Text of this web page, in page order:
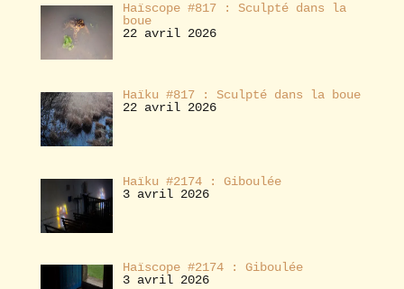
Haïscope #817 : Sculpté dans la
boue
22 avril 2026
Haïku #817 : Sculpté dans la boue
22 avril 2026
Haïku #2174 : Giboulée
3 avril 2026
Haïscope #2174 : Giboulée
3 avril 2026